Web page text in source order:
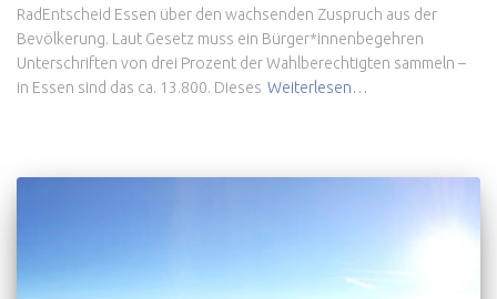
RadEntscheid Essen über den wachsenden Zuspruch aus der
Bevölkerung. Laut Gesetz muss ein Bürger*innenbegehren
Unterschriften von drei Prozent der Wahlberechtigten sammeln –
in Essen sind das ca. 13.800. Dieses Weiterlesen…